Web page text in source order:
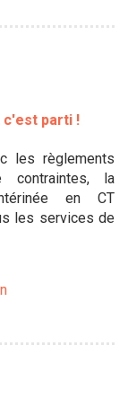
c'est parti !
les règlements
contraintes, la
en CT
les services de